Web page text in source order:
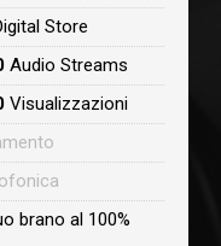
Store
Audio Streams
Visualizzazioni
brano al 100%